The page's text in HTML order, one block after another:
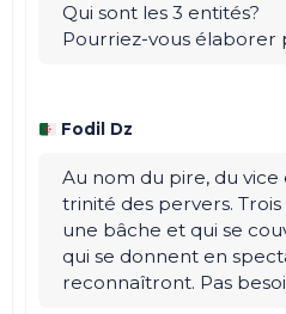
Qui sont les 3 entités?
Pourriez-vous élaborer
Fodil Dz
Au nom du pire, du vice
trinité des pervers.
une bâche et qui se
qui se donnent en
reconnaîtront. Pas